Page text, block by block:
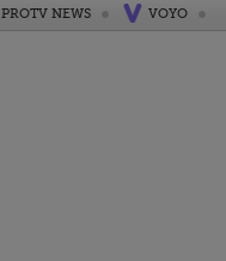
PROTV NEWS VOYO